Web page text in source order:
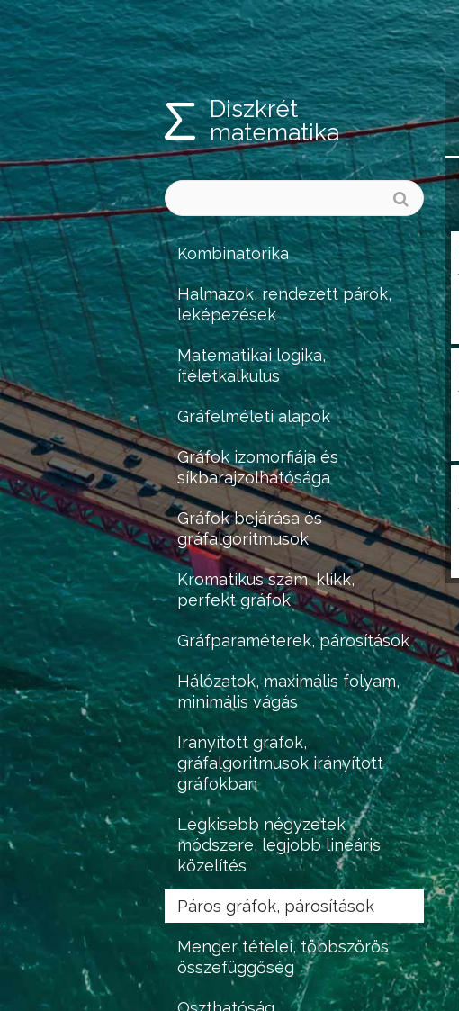
Diszkrét
matematika
Kombinatorika
Halmazok, rendezett párok,
leképezések
Matematikai logika,
ítéletkalkulus
Gráfelméleti alapok
Gráfok izomorfiája és
síkbarajzolhatósága
Gráfok bejárása és
gráfalgoritmusok
Kromatikus szám, klikk,
perfekt gráfok
Gráfparaméterek, párosítások
Hálózatok, maximális folyam,
minimális vágás
Irányított gráfok,
gráfalgoritmusok irányított
gráfokban
Legkisebb négyzetek
módszere, legjobb lineáris
közelítés
Páros gráfok, párosítások
Menger tételei, többszörös
összefüggőség